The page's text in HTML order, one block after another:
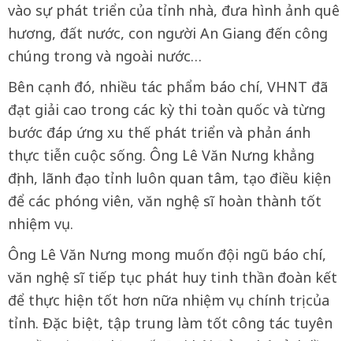
vào sự phát triển của tỉnh nhà, đưa hình ảnh quê
hương, đất nước, con người An Giang đến công
chúng trong và ngoài nước…
Bên cạnh đó, nhiều tác phẩm báo chí, VHNT đã
đạt giải cao trong các kỳ thi toàn quốc và từng
bước đáp ứng xu thế phát triển và phản ánh
thực tiễn cuộc sống. Ông Lê Văn Nưng khẳng
định, lãnh đạo tỉnh luôn quan tâm, tạo điều kiện
để các phóng viên, văn nghệ sĩ hoàn thành tốt
nhiệm vụ.
Ông Lê Văn Nưng mong muốn đội ngũ báo chí,
văn nghệ sĩ tiếp tục phát huy tinh thần đoàn kết
để thực hiện tốt hơn nữa nhiệm vụ chính trị của
tỉnh. Đặc biệt, tập trung làm tốt công tác tuyên